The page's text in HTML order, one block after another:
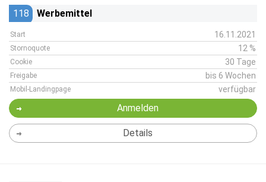
118 Werbemittel
Start 16.11.2021
Stornoquote 12 %
Cookie 30 Tage
Freigabe bis 6 Wochen
Mobil-Landingpage verfügbar
Anmelden
Details